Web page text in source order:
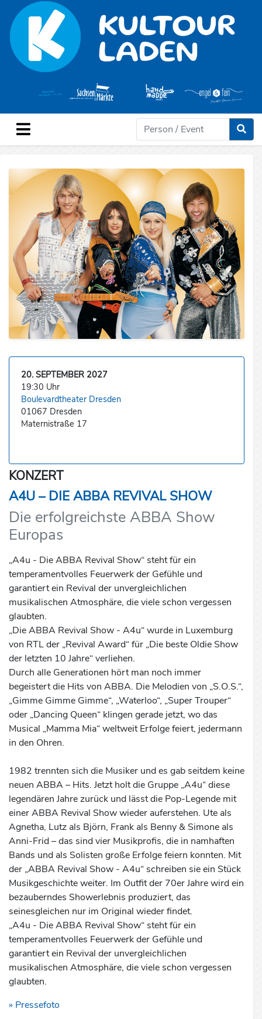
20. SEPTEMBER 2027
19:30 Uhr
Boulevardtheater Dresden
01067 Dresden
Maternistraße 17
KONZERT
A4U – DIE ABBA REVIVAL SHOW
Die erfolgreichste ABBA Show
Europas
„A4u - Die ABBA Revival Show“ steht für ein
temperamentvolles Feuerwerk der Gefühle und
garantiert ein Revival der unvergleichlichen
musikalischen Atmosphäre, die viele schon vergessen
glaubten.
„Die ABBA Revival Show - A4u“ wurde in Luxemburg
von RTL der „Revival Award“ für „Die beste Oldie Show
der letzten 10 Jahre“ verliehen.
Durch alle Generationen hört man noch immer
begeistert die Hits von ABBA. Die Melodien von „S.O.S.“,
„Gimme Gimme Gimme“, „Waterloo“, „Super Trouper“
oder „Dancing Queen“ klingen gerade jetzt, wo das
Musical „Mamma Mia“ weltweit Erfolge feiert, jedermann
in den Ohren.
1982 trennten sich die Musiker und es gab seitdem keine
neuen ABBA – Hits. Jetzt holt die Gruppe „A4u“ diese
legendären Jahre zurück und lässt die Pop-Legende mit
einer ABBA Revival Show wieder auferstehen. Ute als
Agnetha, Lutz als Björn, Frank als Benny & Simone als
Anni-Frid – das sind vier Musikprofis, die in namhaften
Bands und als Solisten große Erfolge feiern konnten. Mit
der „ABBA Revival Show - A4u“ schreiben sie ein Stück
Musikgeschichte weiter. Im Outfit der 70er Jahre wird ein
bezauberndes Showerlebnis produziert, das
seinesgleichen nur im Original wieder findet.
„A4u - Die ABBA Revival Show“ steht für ein
temperamentvolles Feuerwerk der Gefühle und
garantiert ein Revival der unvergleichlichen
musikalischen Atmosphäre, die viele schon vergessen
glaubten.
» Pressefoto